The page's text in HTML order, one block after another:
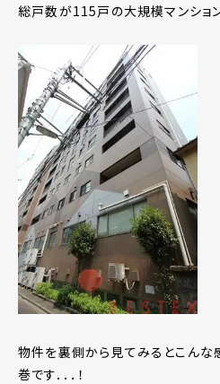
総戸数が115戸の大規模マンション
物件を裏側から見てみるとこんな
巻です．．．！